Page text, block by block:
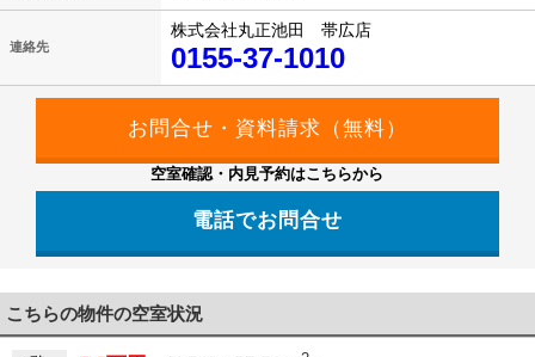
連絡先
株式会社丸正池田 帯広店
0155-37-1010
空室確認・内見予約はこちらから
電話でお問合せ
こちらの物件の空室状況